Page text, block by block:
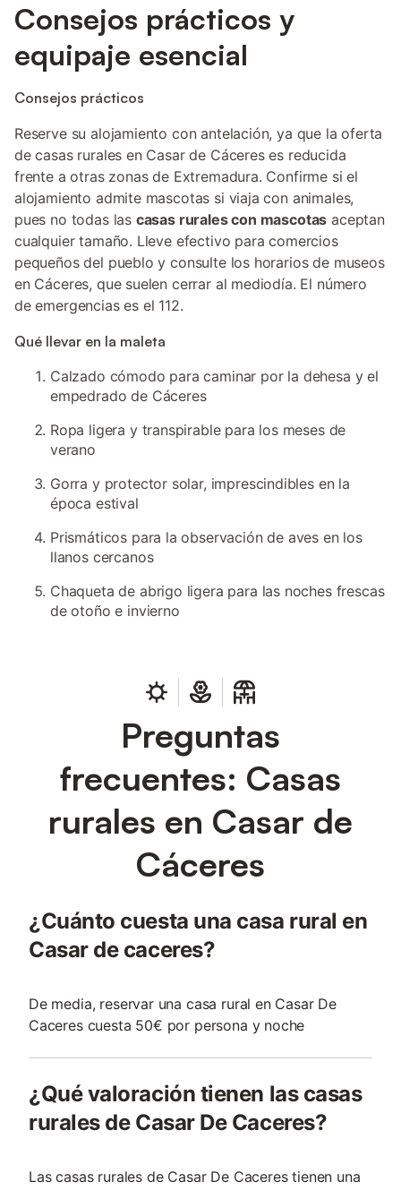
Consejos prácticos y
equipaje esencial
Consejos prácticos
Reserve su alojamiento con antelación, ya que la oferta
de casas rurales en Casar de Cáceres es reducida
frente a otras zonas de Extremadura. Confirme si el
alojamiento admite mascotas si viaja con animales,
pues no todas las casas rurales con mascotas aceptan
cualquier tamaño. Lleve efectivo para comercios
pequeños del pueblo y consulte los horarios de museos
en Cáceres, que suelen cerrar al mediodía. El número
de emergencias es el 112.
Qué llevar en la maleta
Calzado cómodo para caminar por la dehesa y el
empedrado de Cáceres
Ropa ligera y transpirable para los meses de
verano
Gorra y protector solar, imprescindibles en la
época estival
Prismáticos para la observación de aves en los
llanos cercanos
Chaqueta de abrigo ligera para las noches frescas
de otoño e invierno
Preguntas
frecuentes: Casas
rurales en Casar de
Cáceres
¿Cuánto cuesta una casa rural en
Casar de caceres?
De media, reservar una casa rural en Casar De
Caceres cuesta 50€ por persona y noche
¿Qué valoración tienen las casas
rurales de Casar De Caceres?
Las casas rurales de Casar De Caceres tienen una